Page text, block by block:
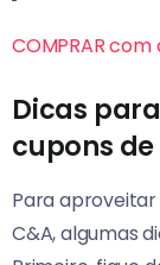
COMPRAR
Dicas
cupons
Para
C&A, algumas